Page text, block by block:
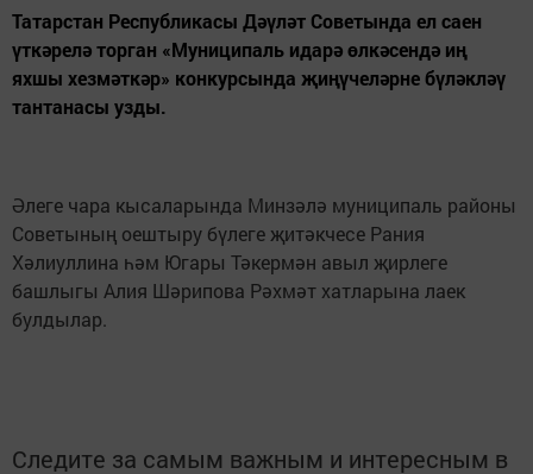
Татарстан Республикасы Дәүләт Советында ел саен
үткәрелә торган «Муниципаль идарә өлкәсендә иң
яхшы хезмәткәр» конкурсында җиңүчеләрне бүләкләү
тантанасы узды.
Әлеге чара кысаларында Минзәлә муниципаль районы
Советының оештыру бүлеге җитәкчесе Рания
Хәлиуллина һәм Югары Тәкермән авыл җирлеге
башлыгы Алия Шәрипова Рәхмәт хатларына лаек
булдылар.
Следите за самым важным и интересным в